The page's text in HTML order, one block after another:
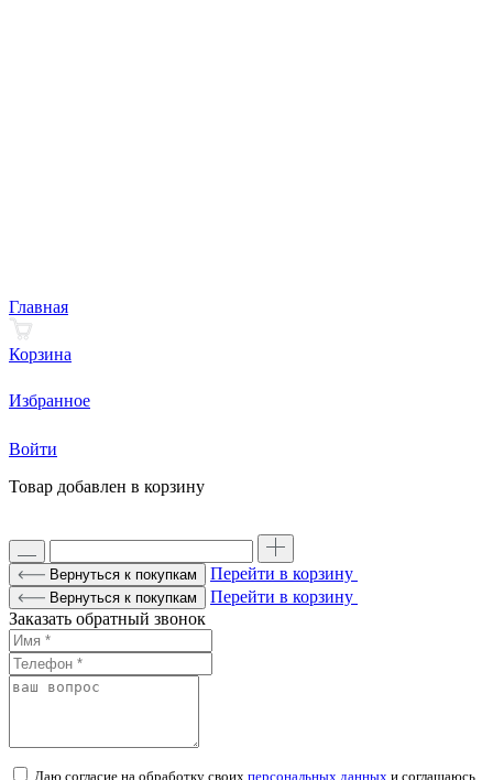
Главная
Корзина
Избранное
Войти
Товар добавлен в корзину
Вернуться к покупкам Перейти в корзину
Вернуться к покупкам
Перейти в корзину
Заказать обратный звонок
Даю согласие на обработку своих персональных данных и соглашаюсь